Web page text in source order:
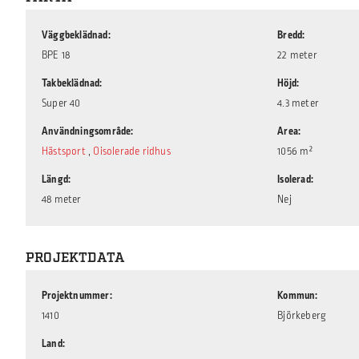
Väggbeklädnad
BPE 18
Takbeklädnad
Super 40
Användningsområde
Hästsport , Oisolerade ridhus
Längd
48 meter
Bredd
22 meter
Höjd
4.3 meter
Area
1056 m²
Isolerad
Nej
PROJEKTDATA
Projektnummer
1410
Land
Kommun
Björkeberg